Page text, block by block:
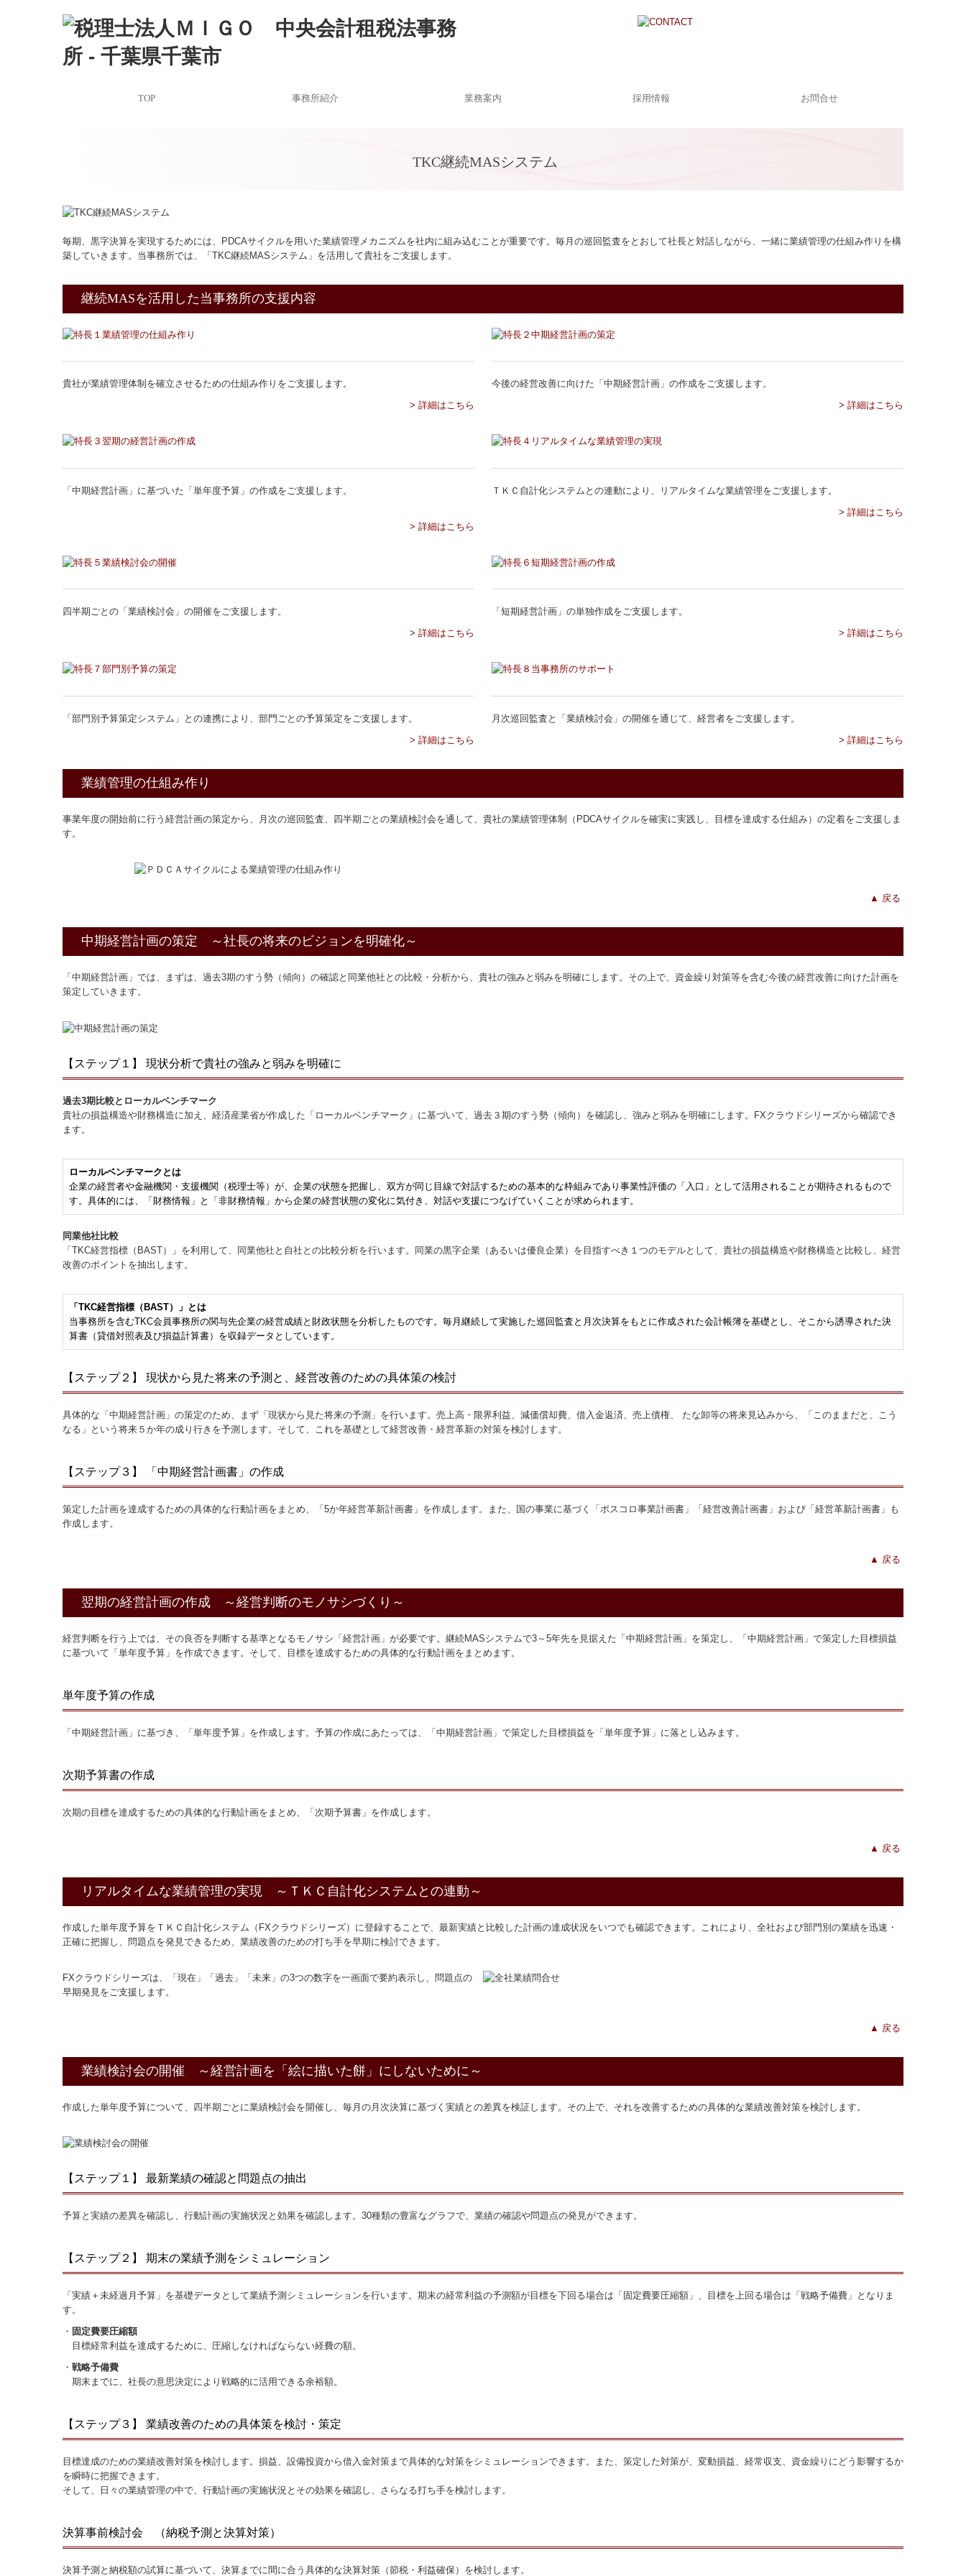
TOP 事務所紹介 業務案内 採用情報 お問合せ
TKC継続MASシステム
毎期、黒字決算を実現するためには、PDCAサイクルを用いた業績管理メカニズムを社内に組み込むことが重要です。毎月の巡回監査をとおして社長と対話しながら、一緒に業績管理の仕組み作りを構
築していきます。当事務所では、「TKC継続MASシステム」を活用して貴社をご支援します。
継続MASを活用した当事務所の支援内容
貴社が業績管理体制を確立させるための仕組み作りをご支援します。
> 詳細はこちら
今後の経営改善に向けた「中期経営計画」の作成をご支援します。
> 詳細はこちら
「中期経営計画」に基づいた「単年度予算」の作成をご支援します。
> 詳細はこちら
ＴＫＣ自計化システムとの連動により、リアルタイムな業績管理をご支援します。
> 詳細はこちら
四半期ごとの「業績検討会」の開催をご支援します。
> 詳細はこちら
「短期経営計画」の単独作成をご支援します。
> 詳細はこちら
「部門別予算策定システム」との連携により、部門ごとの予算策定をご支援します。
> 詳細はこちら
月次巡回監査と「業績検討会」の開催を通じて、経営者をご支援します。
> 詳細はこちら
業績管理の仕組み作り
事業年度の開始前に行う経営計画の策定から、月次の巡回監査、四半期ごとの業績検討会を通して、貴社の業績管理体制（PDCAサイクルを確実に実践し、目標を達成する仕組み）の定着をご支援しま
す。
▲ 戻る
中期経営計画の策定 ～社長の将来のビジョンを明確化～
「中期経営計画」では、まずは、過去3期のすう勢（傾向）の確認と同業他社との比較・分析から、貴社の強みと弱みを明確にします。その上で、資金繰り対策等を含む今後の経営改善に向けた計画を
策定していきます。
【ステップ１】 現状分析で貴社の強みと弱みを明確に
過去3期比較とローカルベンチマーク
貴社の損益構造や財務構造に加え、経済産業省が作成した「ローカルベンチマーク」に基づいて、過去３期のすう勢（傾向）を確認し、強みと弱みを明確にします。FXクラウドシリーズから確認でき
ます。
ローカルベンチマークとは
企業の経営者や金融機関・支援機関（税理士等）が、企業の状態を把握し、双方が同じ目線で対話するための基本的な枠組みであり事業性評価の「入口」として活用されることが期待されるもので
す。具体的には、「財務情報」と「非財務情報」から企業の経営状態の変化に気付き、対話や支援につなげていくことが求められます。
同業他社比較
「TKC経営指標（BAST）」を利用して、同業他社と自社との比較分析を行います。同業の黒字企業（あるいは優良企業）を目指すべき１つのモデルとして、貴社の損益構造や財務構造と比較し、経営
改善のポイントを抽出します。
「TKC経営指標（BAST）」とは
当事務所を含むTKC会員事務所の関与先企業の経営成績と財政状態を分析したものです。毎月継続して実施した巡回監査と月次決算をもとに作成された会計帳簿を基礎とし、そこから誘導された決
算書（貸借対照表及び損益計算書）を収録データとしています。
【ステップ２】 現状から見た将来の予測と、経営改善のための具体策の検討
具体的な「中期経営計画」の策定のため、まず「現状から見た将来の予測」を行います。売上高・限界利益、減価償却費、借入金返済、売上債権、 たな卸等の将来見込みから、「このままだと、こう
なる」という将来５か年の成り行きを予測します。そして、これを基礎として経営改善・経営革新の対策を検討します。
【ステップ３】 「中期経営計画書」の作成
策定した計画を達成するための具体的な行動計画をまとめ、「5か年経営革新計画書」を作成します。また、国の事業に基づく「ポスコロ事業計画書」「経営改善計画書」および「経営革新計画書」も
作成します。
▲ 戻る
翌期の経営計画の作成 ～経営判断のモノサシづくり～
経営判断を行う上では、その良否を判断する基準となるモノサシ「経営計画」が必要です。継続MASシステムで3～5年先を見据えた「中期経営計画」を策定し、「中期経営計画」で策定した目標損益
に基づいて「単年度予算」を作成できます。そして、目標を達成するための具体的な行動計画をまとめます。
単年度予算の作成
「中期経営計画」に基づき、「単年度予算」を作成します。予算の作成にあたっては、「中期経営計画」で策定した目標損益を「単年度予算」に落とし込みます。
次期予算書の作成
次期の目標を達成するための具体的な行動計画をまとめ、「次期予算書」を作成します。
▲ 戻る
リアルタイムな業績管理の実現 ～ＴＫＣ自計化システムとの連動～
作成した単年度予算をＴＫＣ自計化システム（FXクラウドシリーズ）に登録することで、最新実績と比較した計画の達成状況をいつでも確認できます。これにより、全社および部門別の業績を迅速・
正確に把握し、問題点を発見できるため、業績改善のための打ち手を早期に検討できます。
FXクラウドシリーズは、「現在」「過去」「未来」の3つの数字を一画面で要約表示し、問題点の
早期発見をご支援します。
▲ 戻る
業績検討会の開催 ～経営計画を「絵に描いた餅」にしないために～
作成した単年度予算について、四半期ごとに業績検討会を開催し、毎月の月次決算に基づく実績との差異を検証します。その上で、それを改善するための具体的な業績改善対策を検討します。
【ステップ１】 最新業績の確認と問題点の抽出
予算と実績の差異を確認し、行動計画の実施状況と効果を確認します。30種類の豊富なグラフで、業績の確認や問題点の発見ができます。
【ステップ２】 期末の業績予測をシミュレーション
「実績＋未経過月予算」を基礎データとして業績予測シミュレーションを行います。期末の経常利益の予測額が目標を下回る場合は「固定費要圧縮額」、目標を上回る場合は「戦略予備費」となりま
す。
・ 固定費要圧縮額
目標経常利益を達成するために、圧縮しなければならない経費の額。
・ 戦略予備費
期末までに、社長の意思決定により戦略的に活用できる余裕額。
【ステップ３】 業績改善のための具体策を検討・策定
目標達成のための業績改善対策を検討します。損益、設備投資から借入金対策まで具体的な対策をシミュレーションできます。また、策定した対策が、変動損益、経常収支、資金繰りにどう影響するか
を瞬時に把握できます。
そして、日々の業績管理の中で、行動計画の実施状況とその効果を確認し、さらなる打ち手を検討します。
決算事前検討会 （納税予測と決算対策）
決算予測と納税額の試算に基づいて、決算までに間に合う具体的な決算対策（節税・利益確保）を検討します。